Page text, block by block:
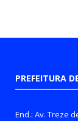
PREFEITURA
End.: Av. Treze